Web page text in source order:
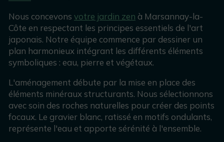
Nous concevons votre jardin zen à Marsannay-la-
Côte en respectant les principes essentiels de l'art
japonais. Notre équipe commence par dessiner un
plan harmonieux intégrant les différents éléments
symboliques : eau, pierre et végétaux.
L'aménagement débute par la mise en place des
éléments minéraux structurants. Nous sélectionnons
avec soin des roches naturelles pour créer des points
focaux. Le gravier blanc, ratissé en motifs ondulants,
représente l'eau et apporte sérénité à l'ensemble.